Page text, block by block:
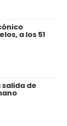
a los 51
de